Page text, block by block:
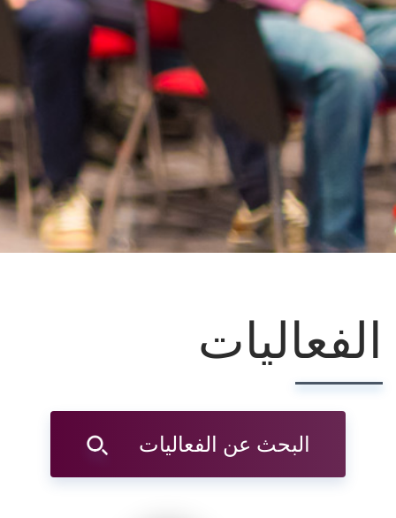
الفعاليات